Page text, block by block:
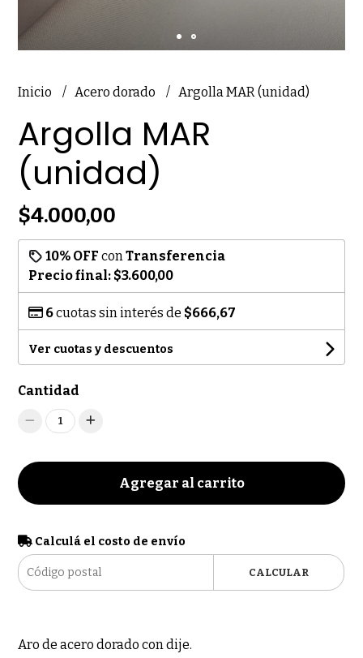
Inicio Acero dorado Argolla MAR (unidad)
Argolla MAR
(unidad)
$4.000,00
10% OFF conTransferencia
Precio final: $3.600,00
6cuotas sin interés de $666,67
Ver cuotas y descuentos
Cantidad
1
Agregar al carrito
Calculá el costo de envío
CALCULAR
Aro de acero dorado con dije.